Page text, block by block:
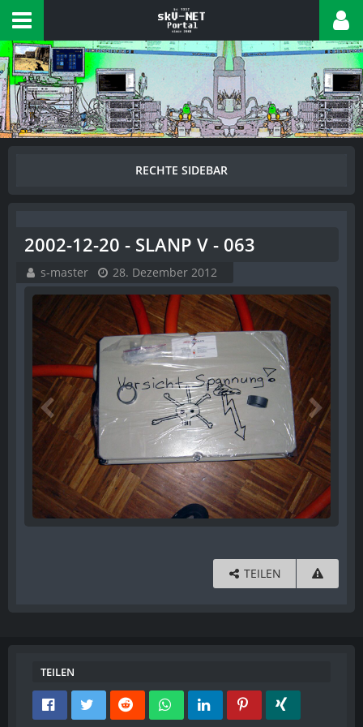
2002-12-20 - SLANP V - 063
s-master 28. Dezember 2012
TEILEN
TEILEN